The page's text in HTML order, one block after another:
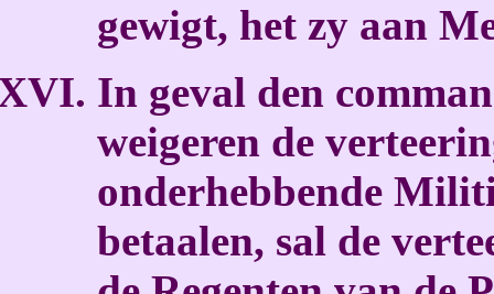
gewigt, het zy aan
In geval den
weigeren de
onderhebbende
betaalen, sal de